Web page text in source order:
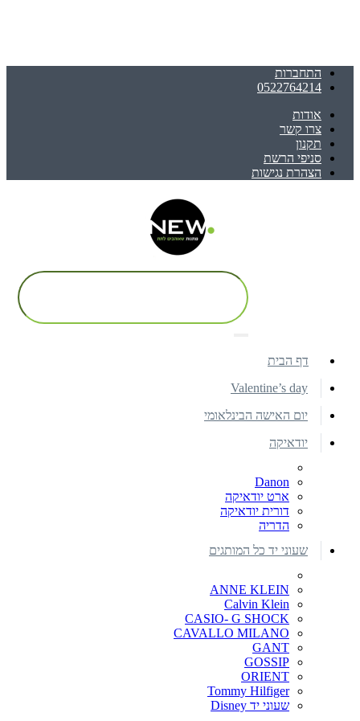
התחברות
0522764214
אודות
צרו קשר
תקנון
סניפי הרשת
הצהרת נגישות
דף הבית
Valentine’s day
יום האישה הבינלאומי
יודאיקה
Danon
ארט יודאיקה
דורית יודאיקה
הדריה
שעוני יד כל המותגים
ANNE KLEIN
Calvin Klein
CASIO- G SHOCK
CAVALLO MILANO
GANT
GOSSIP
ORIENT
Tommy Hilfiger
שעוני יד Disney